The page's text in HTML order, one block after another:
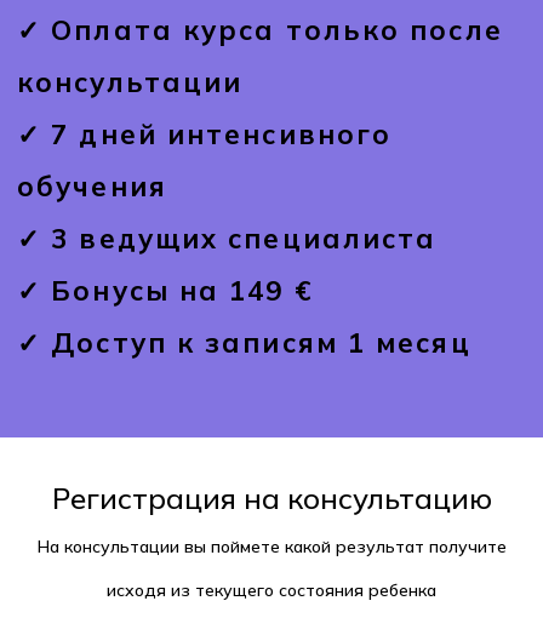
Регистрация на консультацию
На консультации вы поймете какой результат получите
исходя из текущего состояния ребенка